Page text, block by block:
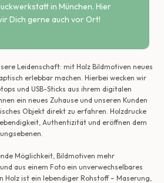
in München. Hier
Dich gerne auch vor Ort!
Leidenschaft: mit Holz Bildmotiven neues
erlebbar machen. Hierbei wecken wir
und USB-Sticks aus ihrem digitalen
ein neues Zuhause und unseren Kunden
Objekt direkt zu erfahren. Holzdrucke
Authentizität und eröffnen dem
Möglichkeit, Bildmotiven mehr
aus einem Foto ein unverwechselbares
Holz ist ein lebendiger Rohstoff – Maserung,